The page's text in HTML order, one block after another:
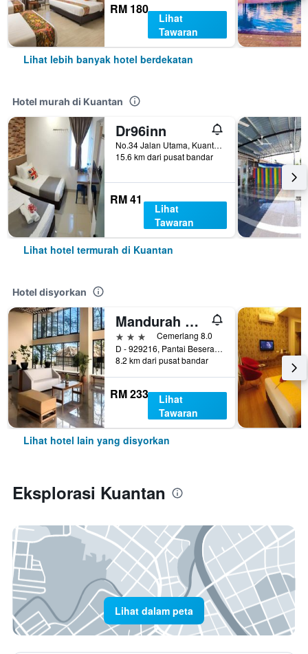
RM 180
Lihat
Tawaran
Lihat lebih banyak hotel berdekatan
Hotel murah di Kuantan
Dr96inn
No.34 Jalan Utama, Kuantan, Malaysia
15.6 km dari pusat bandar
RM 41
Lihat
Tawaran
Lihat hotel termurah di Kuantan
Hotel disyorkan
Mandurah Hotel
3 bintangCemerlang 8.0
D - 929216, Pantai Beserah,Jalan Kuantan - Kemaman, Pahang, Kuantan, Malaysia
8.2 km dari pusat bandar
RM 233
Lihat
Tawaran
Lihat hotel lain yang disyorkan
Eksplorasi Kuantan
Lihat dalam peta